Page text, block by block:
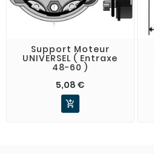
Support Moteur
UNIVERSEL ( Entraxe
48-60 )
5,08 €
